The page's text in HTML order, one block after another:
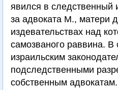
явился в следственный
за адвоката М., матери
издевательствах над
самозваного раввина. В
израильским
подследственными
собственным адвокатам.